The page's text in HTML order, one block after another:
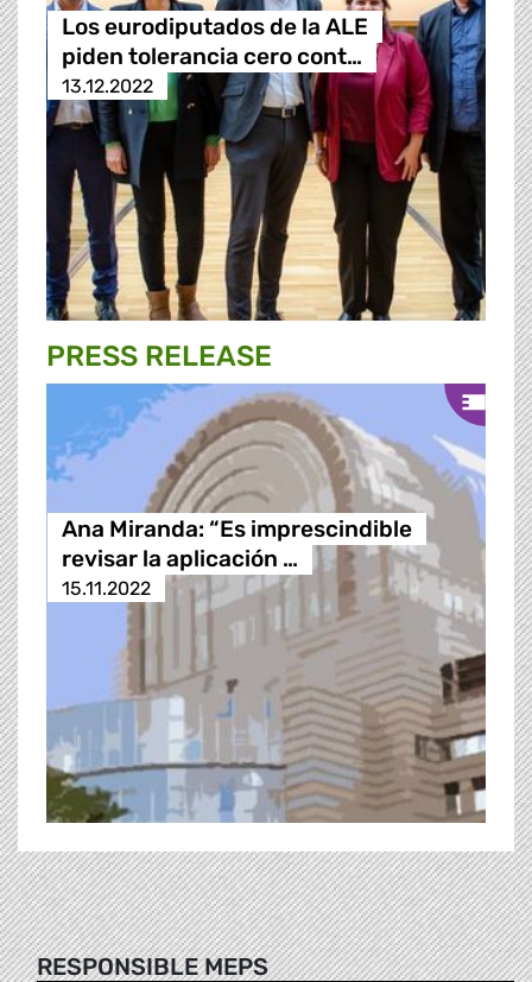
Los eurodiputados de la ALE
piden tolerancia cero cont…
13.12.2022
PRESS RELEASE
Ana Miranda: “Es imprescindible
revisar la aplicación …
15.11.2022
RESPONSIBLE MEPS